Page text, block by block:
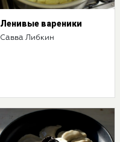
Ленивые вареники
Савва Либкин